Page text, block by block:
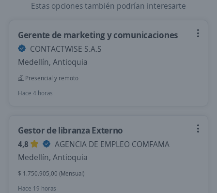
Estas opciones también podrían interesarte
Gerente de marketing y comunicaciones
CONTACTWISE S.A.S
Medellín, Antioquia
Presencial y remoto
Hace 4 horas
Gestor de libranza Externo
4,8
AGENCIA DE EMPLEO COMFAMA
Medellín, Antioquia
$ 1.750.905,00 (Mensual)
Hace 19 horas